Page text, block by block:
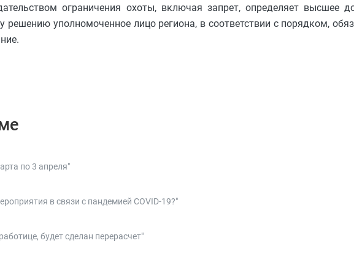
ограничения охоты, включая запрет, определяет высшее
уполномоченное лицо региона, в соответствии с порядком,
по 3 апреля"
в связи с пандемией COVID-19?"
будет сделан перерасчет"